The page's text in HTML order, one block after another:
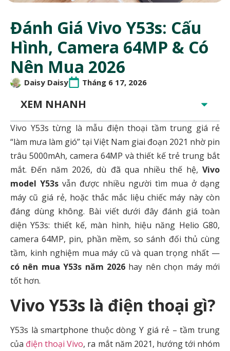
Đánh Giá Vivo Y53s: Cấu
Hình, Camera 64MP & Có
Nên Mua 2026
Daisy Daisy Tháng 6 17, 2026
XEM NHANH
Vivo Y53s từng là mẫu điện thoại tầm trung giá rẻ
“làm mưa làm gió” tại Việt Nam giai đoạn 2021 nhờ pin
trâu 5000mAh, camera 64MP và thiết kế trẻ trung bắt
mắt. Đến năm 2026, dù đã qua nhiều thế hệ, Vivo
model Y53s vẫn được nhiều người tìm mua ở dạng
máy cũ giá rẻ, hoặc thắc mắc liệu chiếc máy này còn
đáng dùng không. Bài viết dưới đây đánh giá toàn
diện Y53s: thiết kế, màn hình, hiệu năng Helio G80,
camera 64MP, pin, phần mềm, so sánh đối thủ cùng
tầm, kinh nghiệm mua máy cũ và quan trọng nhất —
có nên mua Y53s năm 2026 hay nên chọn máy mới
tốt hơn.
Vivo Y53s là điện thoại gì?
Y53s là smartphone thuộc dòng Y giá rẻ – tầm trung
của điện thoại Vivo, ra mắt năm 2021, hướng tới nhóm